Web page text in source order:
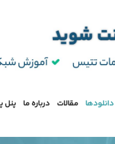
دانلودها مقالات درباره ما پنل